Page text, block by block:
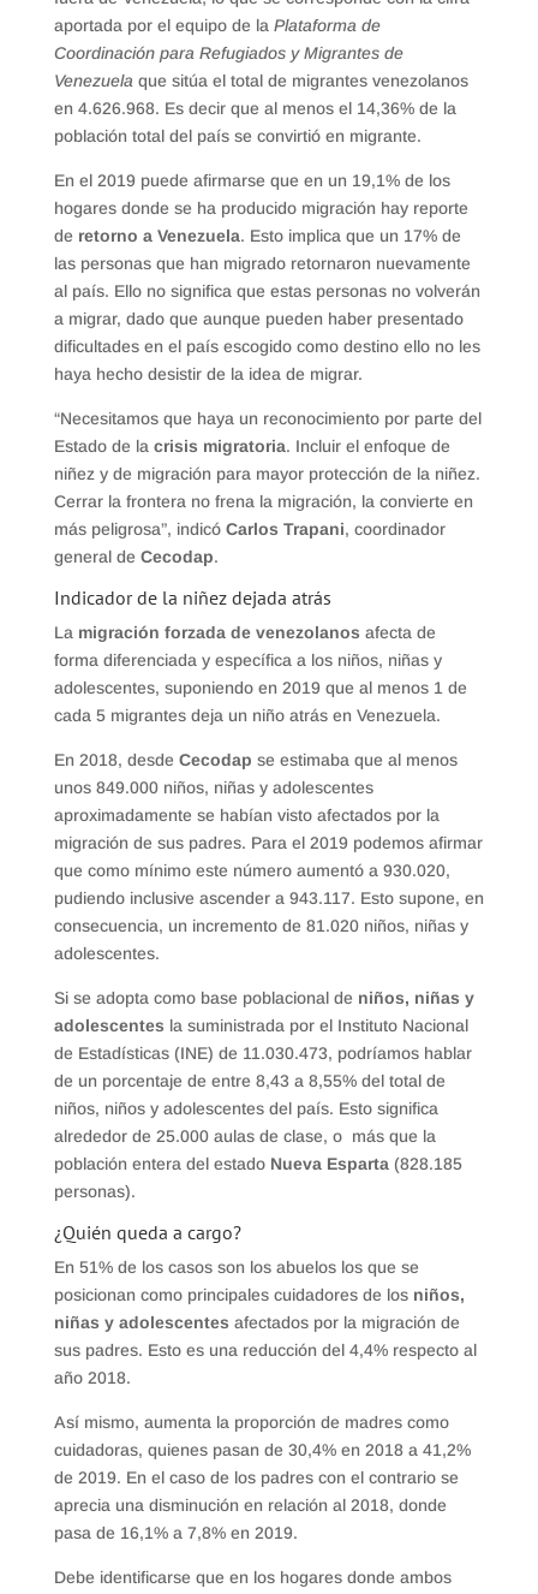
aportada por el equipo de la Plataforma de
Coordinación para Refugiados y Migrantes de
Venezuelaque sitúa el total de migrantes venezolanos
en 4.626.968. Es decir que al menos el 14,36% de la
población total del país se convirtió en migrante.
En el 2019 puede afirmarse que en un 19,1% de los
hogares donde se ha producido migración hay reporte
de retorno a Venezuela. Esto implica que un 17% de
las personas que han migrado retornaron nuevamente
al país. Ello no significa que estas personas no volverán
a migrar, dado que aunque pueden haber presentado
dificultades en el país escogido como destino ello no les
haya hecho desistir de la idea de migrar.
“Necesitamos que haya un reconocimiento por parte del
Estado de la crisis migratoria. Incluir el enfoque de
niñez y de migración para mayor protección de la niñez.
Cerrar la frontera no frena la migración, la convierte en
más peligrosa”, indicó Carlos Trapani, coordinador
general de Cecodap.
Indicador de la niñez dejada atrás
La migración forzada de venezolanos afecta de
forma diferenciada y específica a los niños, niñas y
adolescentes, suponiendo en 2019 que al menos 1 de
cada 5 migrantes deja un niño atrás en Venezuela.
En 2018, desde Cecodap se estimaba que al menos
unos 849.000 niños, niñas y adolescentes
aproximadamente se habían visto afectados por la
migración de sus padres. Para el 2019 podemos afirmar
que como mínimo este número aumentó a 930.020,
pudiendo inclusive ascender a 943.117. Esto supone, en
consecuencia, un incremento de 81.020 niños, niñas y
adolescentes.
Si se adopta como base poblacional de niños, niñas y
adolescentes la suministrada por el Instituto Nacional
de Estadísticas (INE) de 11.030.473, podríamos hablar
de un porcentaje de entre 8,43 a 8,55% del total de
niños, niños y adolescentes del país. Esto significa
alrededor de 25.000 aulas de clase, o más que la
población entera del estado Nueva Esparta(828.185
personas).
¿Quién queda a cargo?
En 51% de los casos son los abuelos los que se
posicionan como principales cuidadores de losniños,
niñas y adolescentes afectados por la migración de
sus padres. Esto es una reducción del 4,4% respecto al
año 2018.
Así mismo, aumenta la proporción de madres como
cuidadoras, quienes pasan de 30,4% en 2018 a 41,2%
de 2019. En el caso de los padres con el contrario se
aprecia una disminución en relación al 2018, donde
pasa de 16,1% a 7,8% en 2019.
Debe identificarse que en los hogares donde ambos